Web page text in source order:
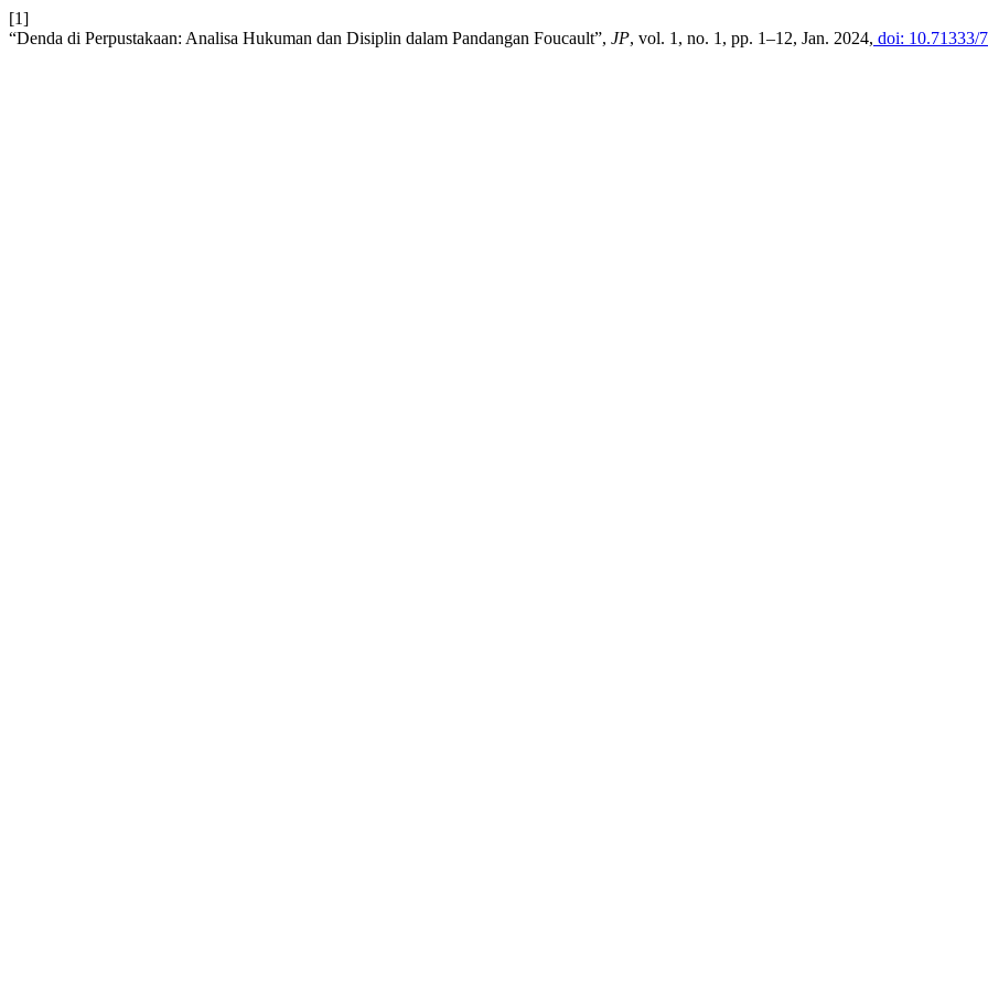
[1]
“Denda di Perpustakaan: Analisa Hukuman dan Disiplin dalam Pandangan Foucault”, JP, vol. 1, no. 1, pp. 1–12, Jan. 2024, doi: 10.71333/